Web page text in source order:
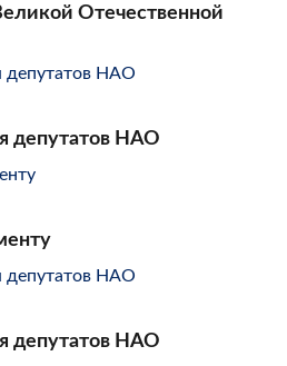
Отечественной
депутатов НАО
депутатов НАО